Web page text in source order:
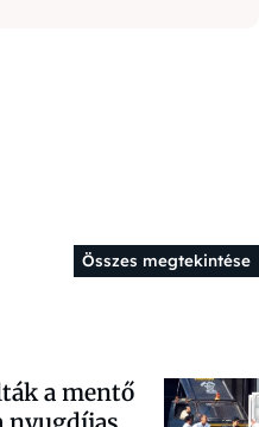
Összes megtekintése
a mentő